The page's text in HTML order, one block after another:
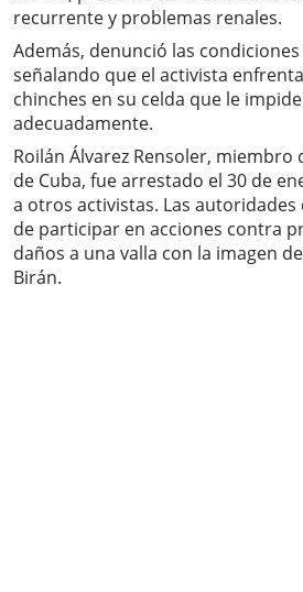
recurrente y problemas renales.
Además, denunció las
señalando que el activista
chinches en su celda que le
adecuadamente.
Roilán Álvarez Rensoler,
de Cuba, fue arrestado el 30 de
a otros activistas. Las
de participar en acciones contra
daños a una valla con la imagen
Birán.